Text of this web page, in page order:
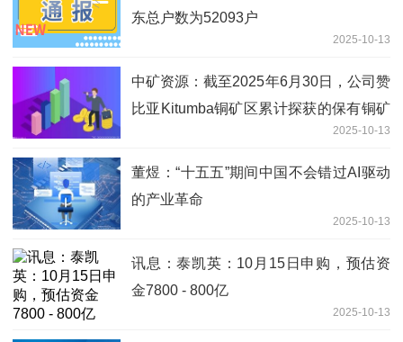
东总户数为52093户
2025-10-13
中矿资源：截至2025年6月30日，公司赞
比亚Kitumba铜矿区累计探获的保有铜矿
产资源量2,790万吨，铜金属量61.40万
吨，铜平均品位2.20%|看点
2025-10-13
董煜：“十五五”期间中国不会错过AI驱动
的产业革命
2025-10-13
讯息：泰凯英：10月15日申购，预估资
金7800 - 800亿
2025-10-13